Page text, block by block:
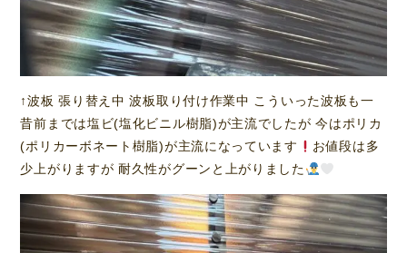
↑波板 張り替え中 波板取り付け作業中 こういった波板も一
昔前までは塩ビ(塩化ビニル樹脂)が主流でしたが 今はポリカ
(ポリカーボネート樹脂)が主流になっています
お値段は多
少上がりますが 耐久性がグーンと上がりました